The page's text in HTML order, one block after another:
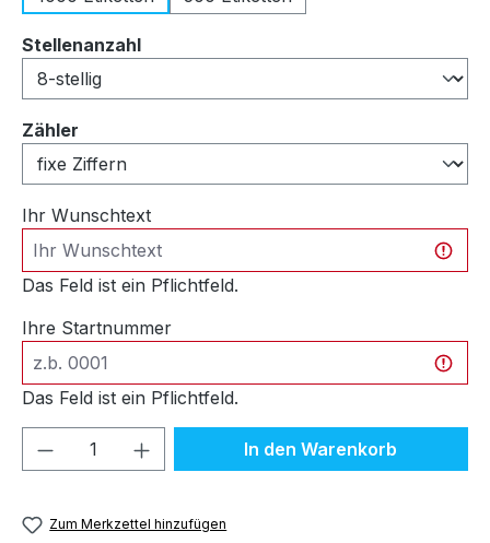
Stellenanzahlauswählen
Zähler
Ihr Wunschtext
Das Feld ist ein Pflichtfeld.
Ihre Startnummer
Das Feld ist ein Pflichtfeld.
Produkt Anzahl: Gib denIn den Warenkorb
Zum Merkzettel hinzufügen